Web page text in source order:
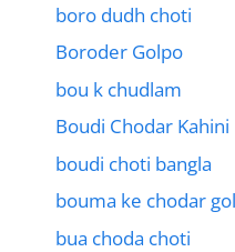
boro dudh choti
Boroder Golpo
bou k chudlam
Boudi Chodar Kahini
boudi choti bangla
bouma ke chodar
bua choda choti